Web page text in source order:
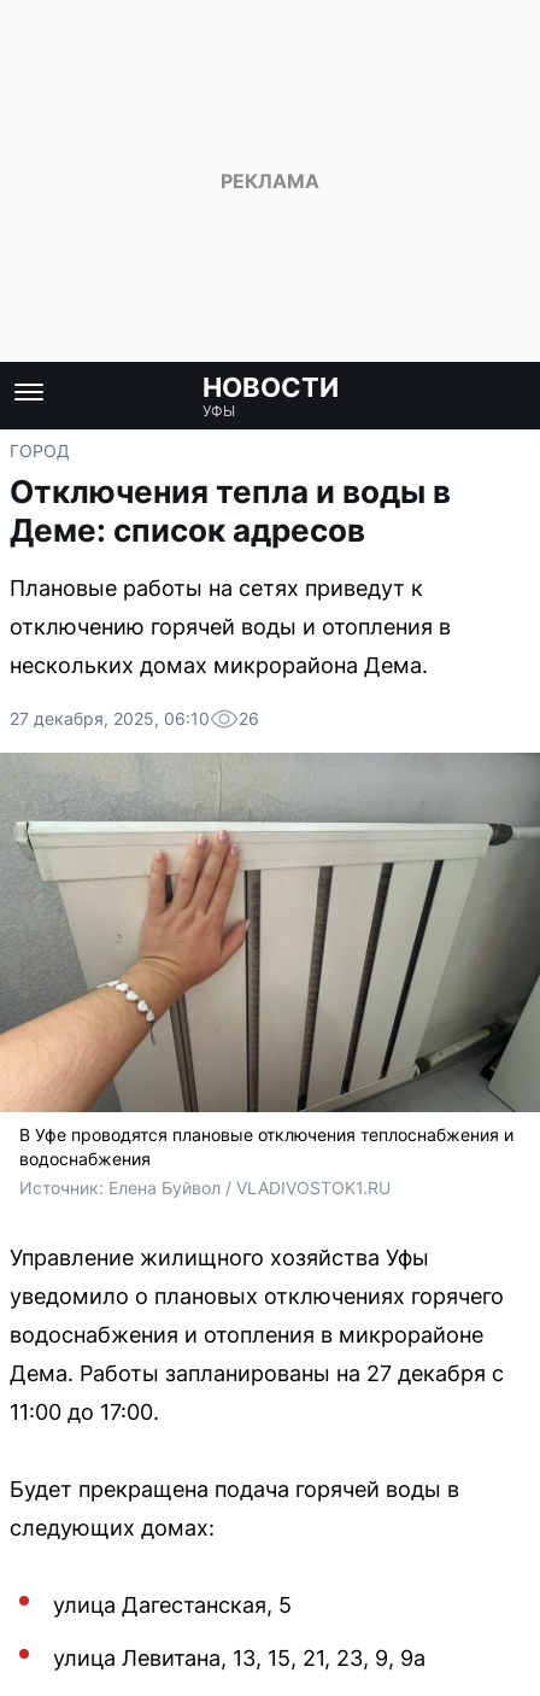
НОВОСТИ
УФЫ
ГОРОД
Отключения тепла и воды в
Деме: список адресов
Плановые работы на сетях приведут к
отключению горячей воды и отопления в
нескольких домах микрорайона Дема.
27 декабря, 2025, 06:10 26
В Уфе проводятся плановые отключения теплоснабжения и
водоснабжения
Источник: Елена Буйвол / VLADIVOSTOK1.RU
Управление жилищного хозяйства Уфы
уведомило о плановых отключениях горячего
водоснабжения и отопления в микрорайоне
Дема. Работы запланированы на 27 декабря с
11:00 до 17:00.
Будет прекращена подача горячей воды в
следующих домах:
улица Дагестанская, 5
улица Левитана, 13, 15, 21, 23, 9, 9а